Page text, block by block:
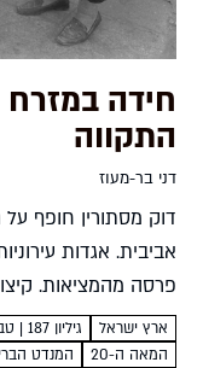
חידה
התקווה
דני בר-מעוז
דוק מסתורין חופף
אביבית. אגדות
פרסה מהמציאות.
תכנון וצמחה ללא
ארץ ישראל גיליון 187 | טבת תשפ"ו
המאה ה-20
המנדט